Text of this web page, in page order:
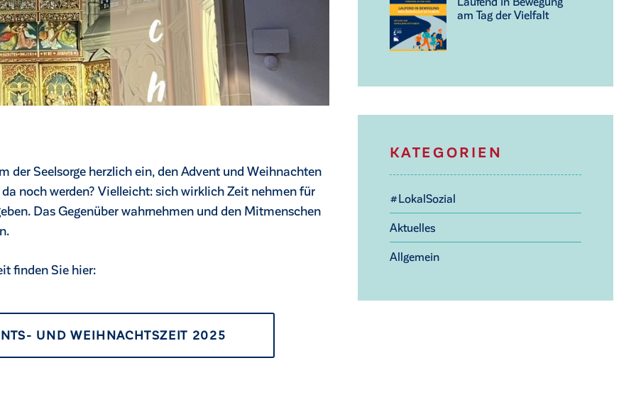
der Seelsorge herzlich ein, den Advent und Weihnachten
noch werden? Vielleicht: sich wirklich Zeit nehmen für
Das Gegenüber wahrnehmen und den Mitmenschen
finden Sie hier:
UND WEIHNACHTSZEIT 2025
am Tag der Vielfalt
KATEGORIEN
#LokalSozial
Aktuelles
Allgemein